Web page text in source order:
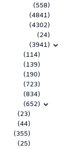
(558)
(4841)
(4302)
(24)
(3941)
(114)
(139)
(190)
(723)
(834)
(652)
(23)
(44)
(355)
(25)